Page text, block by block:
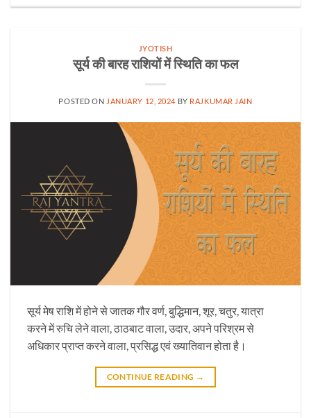
JYOTISH
सूर्य की बारह राशियों में स्थिति का फल
POSTED ON JANUARY 12, 2024 BY RAJKUMAR JAIN
सूर्य मेष राशि में होने से जातक गौर वर्ण, बुद्धिमान, शूर, चतुर, यात्रा
करने में रुचि लेने वाला, ठाठबाट वाला, उदार, अपने परिश्रम से
अधिकार प्राप्त करने वाला, प्रसिद्ध एवं ख्यातिवान होता है।
CONTINUE READING →